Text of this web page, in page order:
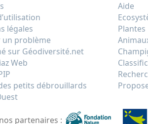
légales
un problème
sur Géodiversité.net
Web
petits débrouillards
Aide
Plantes
partenaires :